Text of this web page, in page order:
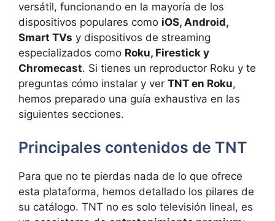
versátil, funcionando en la mayoría de los
dispositivos populares como iOS, Android,
Smart TVs y dispositivos de streaming
especializados como Roku, Firestick y
Chromecast. Si tienes un reproductor Roku y te
preguntas cómo instalar y ver TNT en Roku,
hemos preparado una guía exhaustiva en las
siguientes secciones.
Principales contenidos de TNT
Para que no te pierdas nada de lo que ofrece
esta plataforma, hemos detallado los pilares de
su catálogo. TNT no es solo televisión lineal, es